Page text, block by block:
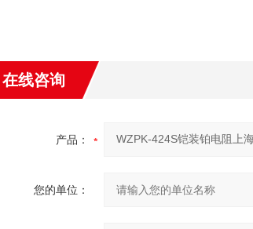
在线咨询
产品：
您的单位：